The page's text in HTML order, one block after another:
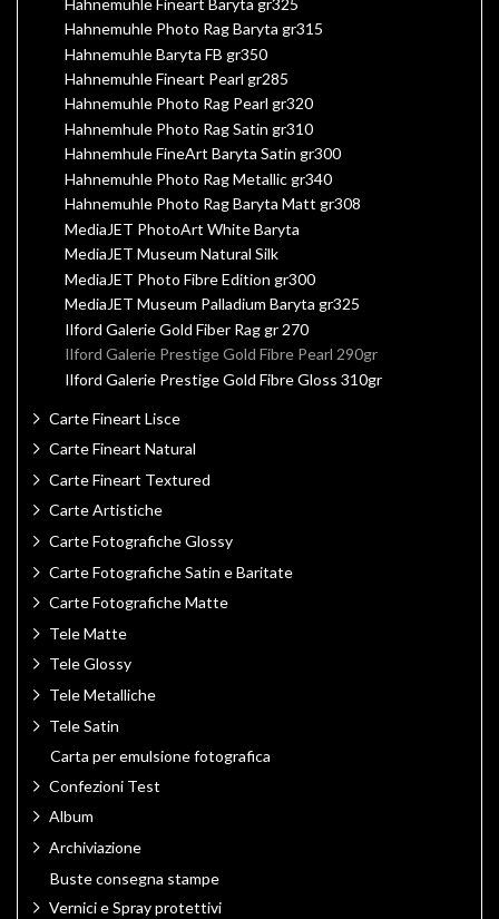
Hahnemuhle Photo Rag Baryta gr315
Hahnemuhle Baryta FB gr350
Hahnemuhle Fineart Pearl gr285
Hahnemuhle Photo Rag Pearl gr320
Hahnemhule Photo Rag Satin gr310
Hahnemhule FineArt Baryta Satin gr300
Hahnemuhle Photo Rag Metallic gr340
Hahnemuhle Photo Rag Baryta Matt gr308
MediaJET PhotoArt White Baryta
MediaJET Museum Natural Silk
MediaJET Photo Fibre Edition gr300
MediaJET Museum Palladium Baryta gr325
Ilford Galerie Gold Fiber Rag gr 270
Ilford Galerie Prestige Gold Fibre Pearl 290gr
Ilford Galerie Prestige Gold Fibre Gloss 310gr
Carte Fineart Lisce
Carte Fineart Natural
Carte Fineart Textured
Carte Artistiche
Carte Fotografiche Glossy
Carte Fotografiche Satin e Baritate
Carte Fotografiche Matte
Tele Matte
Tele Glossy
Tele Metalliche
Tele Satin
Carta per emulsione fotografica
Confezioni Test
Album
Archiviazione
Buste consegna stampe
Vernici e Spray protettivi